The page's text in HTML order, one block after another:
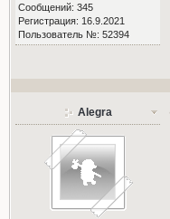
Сообщений: 345
Регистрация: 16.9.2021
Пользователь №: 52394
Alegra